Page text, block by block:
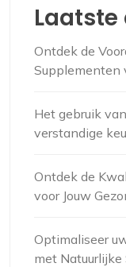
Ontdek de
Supplementen
Het gebruik
verstandige
Ontdek de
voor Jouw
Optimaliseer
met